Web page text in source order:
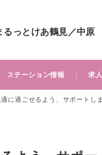
っとけあ鶴見／中原
ステーション情報 求
に過ごせるよう、サポートし